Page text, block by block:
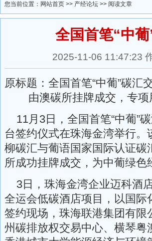
您当前位置： 网站首页 >> 产经论坛 >> 阅读文章
全国首笔“中
2025-11-06 11:47:23
原标题：全国首笔“中葡”碳汇
由澳碳所挂牌成交，专项
11月3日，全国首笔“中葡”
台签约仪式在珠海金湾举行
柳碳汇与葡语国家国际认证
所成功挂牌成交，为中葡绿
3日，珠海金湾企业迈科酒
全运会低碳酒店项目，以国
签约现场，珠海联港集团有
州碳排放权交易中心、横琴